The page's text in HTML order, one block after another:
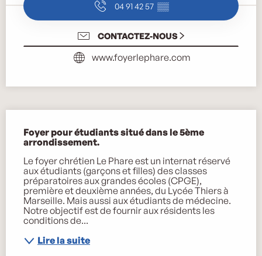
04 91 42 57 ▒▒
CONTACTEZ-NOUS
www.foyerlephare.com
Foyer pour étudiants situé dans le 5ème
arrondissement.
Le foyer chrétien Le Phare est un internat réservé
aux étudiants (garçons et filles) des classes
préparatoires aux grandes écoles (CPGE),
première et deuxième années, du Lycée Thiers à
Marseille. Mais aussi aux étudiants de médecine.
Notre objectif est de fournir aux résidents les
conditions de...
Lire la suite